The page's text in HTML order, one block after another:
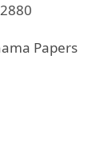
Papers